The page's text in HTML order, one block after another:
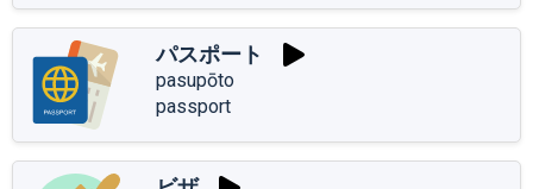
パスポート
pasupōto
passport